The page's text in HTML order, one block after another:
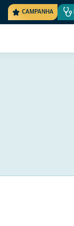
CAMPANHA